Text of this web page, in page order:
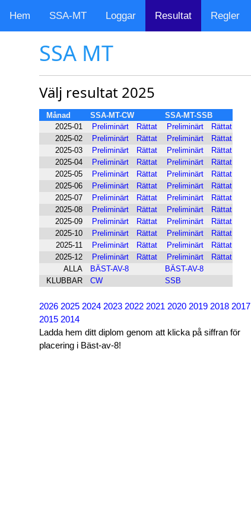
Hem SSA-MT Loggar Resultat Regler
SSA MT
Välj resultat 2025
Månad SSA-MT-CW
SSA-MT-SSB
2025-01
Preliminärt Rättat Preliminärt
Rättat
2025-02
Preliminärt Rättat Preliminärt
Rättat
2025-03
Preliminärt Rättat Preliminärt
Rättat
2025-04
Preliminärt Rättat Preliminärt
Rättat
2025-05
Preliminärt Rättat Preliminärt
Rättat
2025-06
Preliminärt Rättat Preliminärt
Rättat
2025-07
Preliminärt Rättat Preliminärt
Rättat
2025-08
Preliminärt Rättat Preliminärt
Rättat
2025-09
Preliminärt Rättat Preliminärt
Rättat
2025-10
Preliminärt Rättat Preliminärt
Rättat
2025-11
Preliminärt Rättat Preliminärt
Rättat
2025-12
Preliminärt Rättat Preliminärt
Rättat
ALLA
BÄST-AV-8
BÄST-AV-8
KLUBBAR
CW SSB
2026 2025 2024 2023 2022 2021 2020 2019 2018 2017
2015 2014
Ladda hem ditt diplom genom att klicka på siffran för
placering i Bäst-av-8!